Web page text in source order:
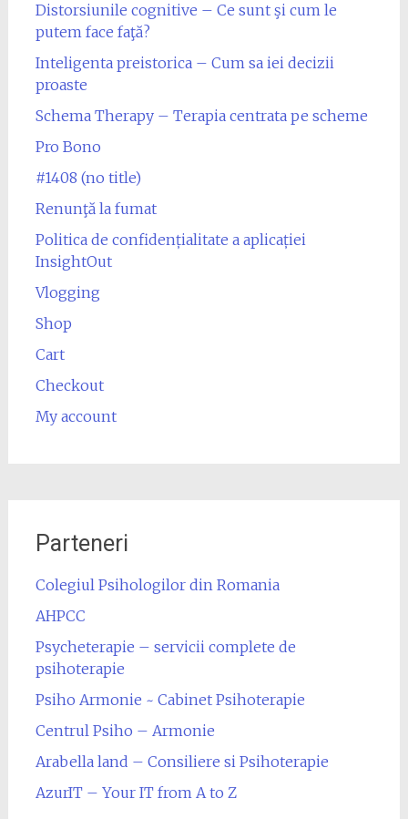
Distorsiunile cognitive – Ce sunt şi cum le
putem face faţă?
Inteligenta preistorica – Cum sa iei decizii
proaste
Schema Therapy – Terapia centrata pe scheme
Pro Bono
#1408 (no title)
Renunţă la fumat
Politica de confidențialitate a aplicației
InsightOut
Vlogging
Shop
Cart
Checkout
My account
Parteneri
Colegiul Psihologilor din Romania
AHPCC
Psycheterapie – servicii complete de
psihoterapie
Psiho Armonie ~ Cabinet Psihoterapie
Centrul Psiho – Armonie
Arabella land – Consiliere si Psihoterapie
AzurIT – Your IT from A to Z